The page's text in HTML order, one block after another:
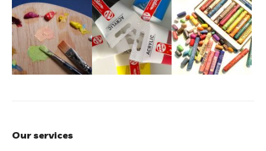
Our services